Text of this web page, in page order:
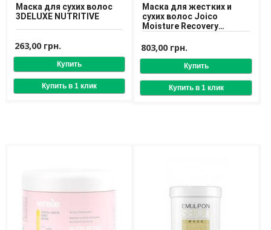
Средства для депиляции
Туалетная вода для тела
Уход для ног
Уход для рук
Мужчинам
Для бороды и усов
О Магазине
Маска для сухих волос
3DELUXE NUTRITIVE
263,00 грн.
Маска для жестких и
сухих волос Joico
Moisture Recovery
803,00 грн.